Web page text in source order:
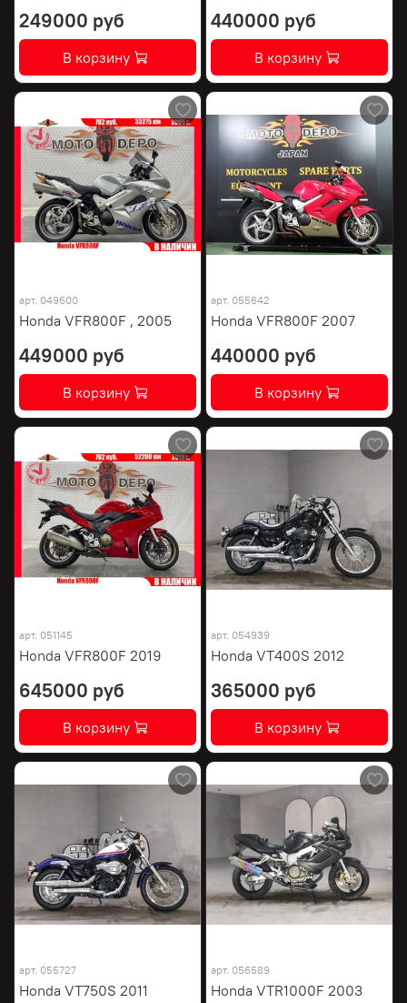
249000 руб
В корзину
440000 руб
В корзину
арт. 049600
Honda VFR800F , 2005
449000 руб
В корзину
арт. 055642
Honda VFR800F 2007
440000 руб
В корзину
арт. 051145
Honda VFR800F 2019
645000 руб
В корзину
арт. 054939
Honda VT400S 2012
365000 руб
В корзину
арт. 055727
Honda VT750S 2011
арт. 056589
Honda VTR1000F 2003